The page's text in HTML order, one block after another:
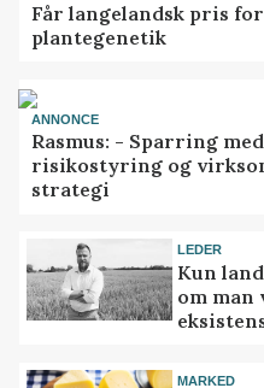
Får langelandsk pris
plantegenetik
ANNONCE
Rasmus: - Sparring
risikostyring og
strategi
LEDER
Kun
om
MARKED